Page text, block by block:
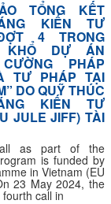
TỔNG KẾT
KIẾN TƯ
4 TRONG
KHỔ DỰ ÁN
PHÁP
TƯ PHÁP TẠI
DO QUỸ THÚC
KIẾN TƯ
JULE JIFF) TÀI
as part of the
is funded by
in Vietnam (EU
23 May 2024, the
call in